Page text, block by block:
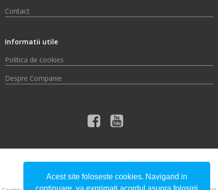
Contact
Informatii utile
Politica de cookies
Despre Companie
© 2026 Compania de Apă Someș S.A.
Acest site foloseste cookies. Navigand in
continuare, va exprimati acordul asupra folosirii